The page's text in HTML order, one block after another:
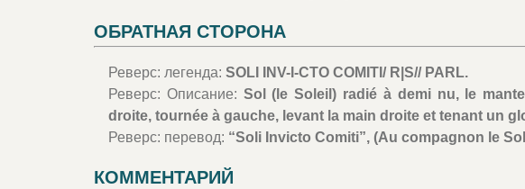
ОБРАТНАЯ СТОРОНА
Реверс: легенда: SOLI INV-I-CTO COMITI/ R|S// PARL.
Реверс: Описание: Sol (le Soleil) radié à demi nu, le
droite, tournée à gauche, levant la main droite et tenant un
Реверс: перевод: “Soli Invicto Comiti”, (Au compagnon le
КОММЕНТАРИЙ